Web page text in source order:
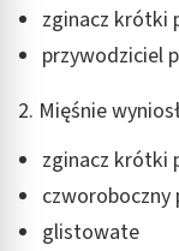
zginacz krótki
przywodziciel
2. Mięśnie
zginacz krótki
czworoboczny
glistowate
Identyfikowanie
aktywnie
Niezbędne
Wydajność
Reklama /